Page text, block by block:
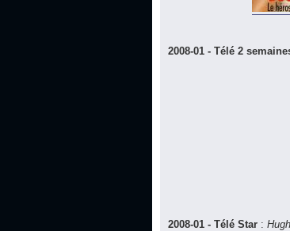
2008-01 - Télé 2
2008-01 - Télé Star :